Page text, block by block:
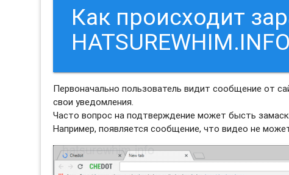
Как происходит
Первоначально пользователь видит сообщение от
свои уведомления.
Часто вопрос на подтверждение может бысть
Например, появляется сообщение, что видео не